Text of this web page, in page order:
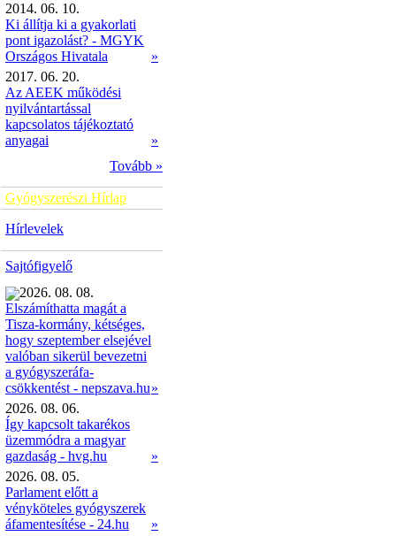
2014. 06. 10.
Ki állítja ki a gyakorlati
pont igazolást? - MGYK
Országos Hivatala
»
2017. 06. 20.
Az AEEK működési
nyilvántartással
kapcsolatos tájékoztató
anyagai
»
Tovább »
Gyógyszerészi Hírlap
Hírlevelek
Sajtófigyelő
2026. 08. 08.
Elszámíthatta magát a
Tisza-kormány, kétséges,
hogy szeptember elsejével
valóban sikerül bevezetni
a gyógyszeráfa-
csökkentést - nepszava.hu»
2026. 08. 06.
Így kapcsolt takarékos
üzemmódra a magyar
gazdaság - hvg.hu
»
2026. 08. 05.
Parlament előtt a
vényköteles gyógyszerek
áfamentesítése - 24.hu
»